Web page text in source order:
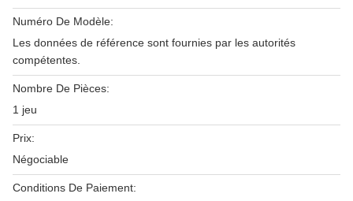
Numéro De Modèle:
Les données de référence sont fournies par les autorités
compétentes.
Nombre De Pièces:
1 jeu
Prix:
Négociable
Conditions De Paiement: